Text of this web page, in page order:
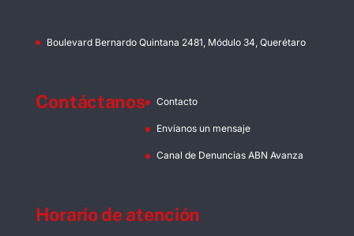
Boulevard Bernardo Quintana 2481, Módulo 34, Querétaro
Contáctanos Contacto
Envíanos un mensaje
Canal de Denuncias ABN Avanza
Horario de atención